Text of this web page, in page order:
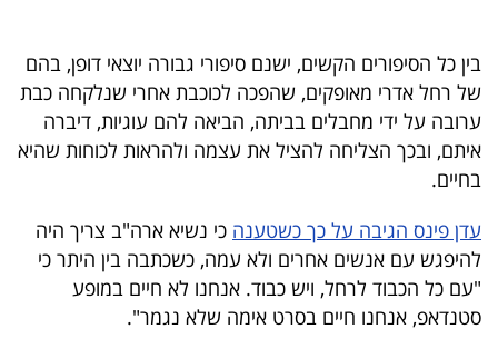
הכלכלי
פודקאסט
40
UNDER
40
בין כל הסיפורים הקשים, ישנם סיפורי גבורה יוצאי דופן, בהם
של רחל אדרי מאופקים, שהפכה לכוכבת אחרי שנלקחה כבת
ערובה על ידי מחבלים בביתה, הביאה להם עוגיות, דיברה
איתם, ובכך הצליחה להציל את עצמה ולהראות לכוחות שהיא
בחיים.
עדן פינס הגיבה על כך כשטענה כי נשיא ארה"ב צריך היה
להיפגש עם אנשים אחרים ולא עמה, כשכתבה בין היתר כי
"עם כל הכבוד לרחל, ויש כבוד. אנחנו לא חיים במופע
סטנדאפ, אנחנו חיים בסרט אימה שלא נגמר".